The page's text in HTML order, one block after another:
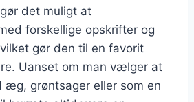
det muligt at
forskellige opskrifter og
gør den til en favorit
Uanset om man vælger at
æg, grøntsager eller som en